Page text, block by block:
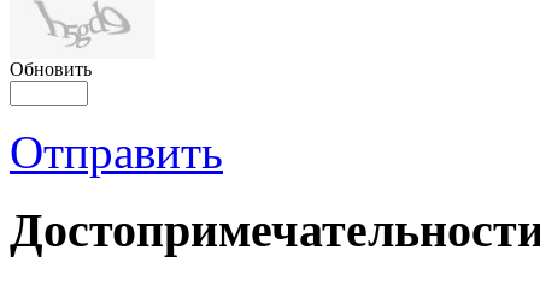
Обновить
Отправить